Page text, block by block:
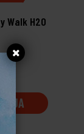
Walk H20